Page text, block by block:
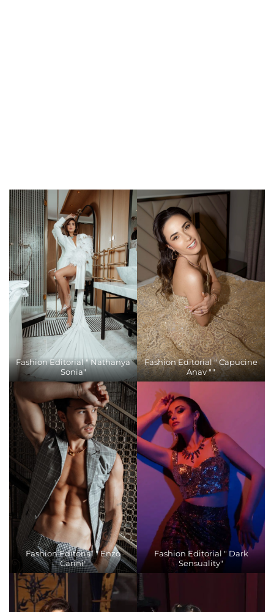
Fashion Editorial " Nathanya
Sonia"
Fashion Editorial " Capucine
Anav ""
Fashion Editorial " Enzo
Carini"
Fashion Editorial " Dark
Sensuality"